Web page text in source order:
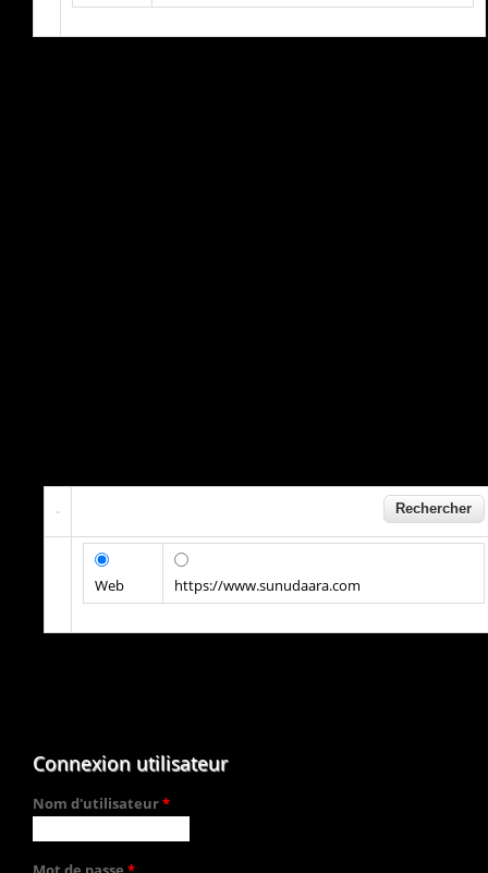
Web https://www.sunudaara.com
Connexion utilisateur
Nom d'utilisateur*